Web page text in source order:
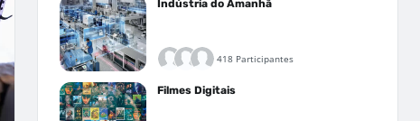
Indústria do Amanhã
418 Participantes
Filmes Digitais